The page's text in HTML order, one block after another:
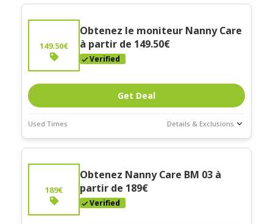
Deal Stats
Expires:
149.50€
Obtenez le moniteur Nanny Care
à partir de 149.50€
Verified
Get Deal
Used Times Details & Exclusions
Deal Stats
Expires:
189€
Obtenez Nanny Care BM 03 à
partir de 189€
Verified